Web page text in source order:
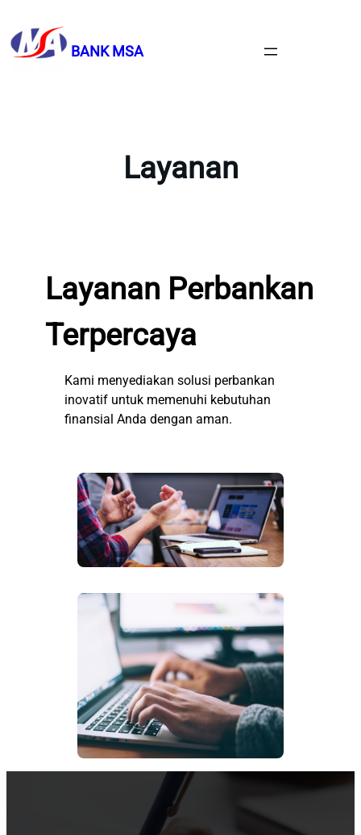
ke
konten
BANK MSA
Layanan
Layanan Perbankan
Terpercaya
Kami menyediakan solusi perbankan
inovatif untuk memenuhi kebutuhan
finansial Anda dengan aman.